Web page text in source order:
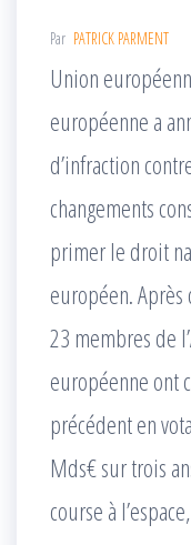
Par PATRICK PARMENT
Union
européenne a
d’infraction
changements
primer le droit
européen.
23 membres de
européenne ont
précédent en
Mds€ sur trois
course à